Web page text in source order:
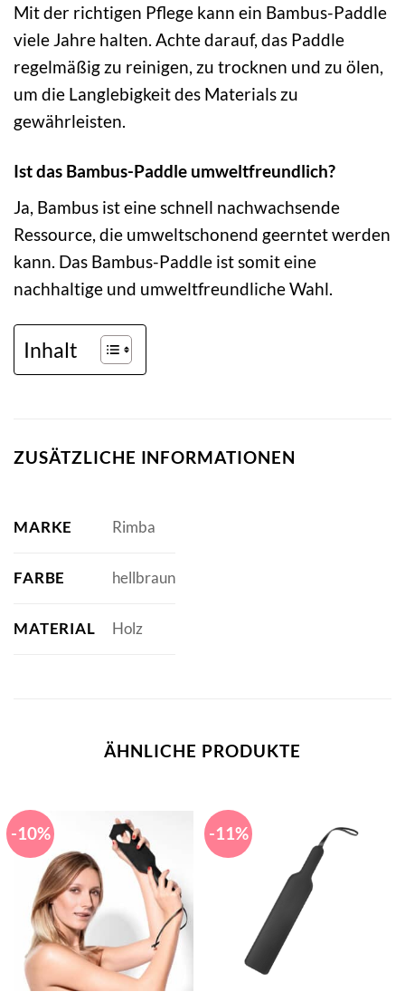
Mit der richtigen Pflege kann ein Bambus-Paddle
viele Jahre halten. Achte darauf, das Paddle
regelmäßig zu reinigen, zu trocknen und zu ölen,
um die Langlebigkeit des Materials zu
gewährleisten.
Ist das Bambus-Paddle umweltfreundlich?
Ja, Bambus ist eine schnell nachwachsende
Ressource, die umweltschonend geerntet werden
kann. Das Bambus-Paddle ist somit eine
nachhaltige und umweltfreundliche Wahl.
Inhalt
ZUSÄTZLICHE INFORMATIONEN
MARKE Rimba
FARBE hellbraun
MATERIAL Holz
ÄHNLICHE PRODUKTE
-10% -11%